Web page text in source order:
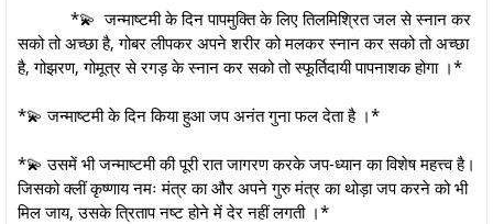
*💫 जन्माष्टमी के दिन पापमुक्ति के लिए तिलमिश्रित जल से स्नान कर
सको तो अच्छा है, गोबर लीपकर अपने शरीर को मलकर स्नान कर सको तो अच्छा
है, गोझरण, गोमूत्र से रगड़ के स्नान कर सको तो स्फूर्तिदायी पापनाशक होगा ।*
*💫 जन्माष्टमी के दिन किया हुआ जप अनंत गुना फल देता है ।*
*💫 उसमें भी जन्माष्टमी की पूरी रात जागरण करके जप-ध्यान का विशेष महत्त्व है।
जिसको क्लीं कृष्णाय नमः मंत्र का और अपने गुरु मंत्र का थोड़ा जप करने को भी
मिल जाय, उसके त्रिताप नष्ट होने में देर नहीं लगती ।*